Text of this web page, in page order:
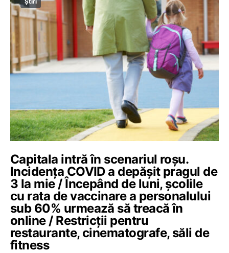
Capitala intră în scenariul roșu.
Incidența COVID a depășit pragul de
3 la mie / Începând de luni, școlile
cu rata de vaccinare a personalului
sub 60% urmează să treacă în
online / Restricții pentru
restaurante, cinematografe, săli de
fitness